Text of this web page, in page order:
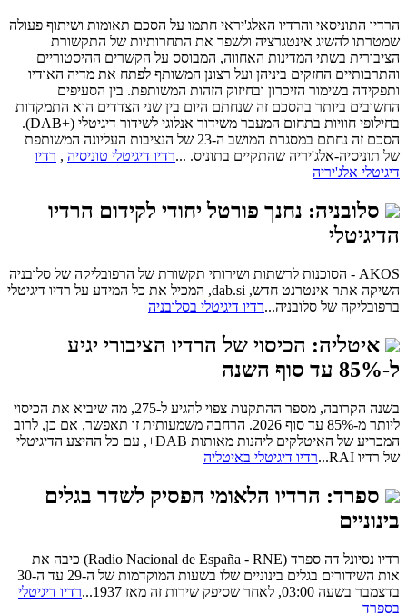
הרדיו התוניסאי והרדיו האלג'יראי חתמו על הסכם תאומות ושיתוף פעולה
שמטרתו להשיג אינטגרציה ולשפר את התחרותיות של התקשורת
הציבורית בשתי המדינות האחווה, המבוסס על הקשרים ההיסטוריים
והתרבותיים החזקים ביניהן ועל רצונן המשותף לפתח את מדיה האודיו
ותפקידה בשימור הזיכרון ובחיזוק הזהות המשותפת. בין הסעיפים
החשובים ביותר בהסכם זה שנחתם היום בין שני הצדדים הוא התמקדות
בחילופי חוויות בתחום המעבר משידור אנלוגי לשידור דיגיטלי (+DAB).
הסכם זה נחתם במסגרת המושב ה-23 של הנציבות העליונה המשותפת
של תוניסיה-אלג'יריה שהתקיים בתוניס. ...רדיו דיגיטלי טוניסיה , רדיו
דיגיטלי אלג'יריה
סלובניה: נחנך פורטל יחודי לקידום הרדיו
הדיגיטלי
AKOS - הסוכנות לרשתות ושירותי תקשורת של הרפובליקה של סלובניה
השיקה אתר אינטרנט חדש, dab.si, המכיל את כל המידע על רדיו דיגיטלי
ברפובליקה של סלובניה...רדיו דיגיטלי בסלובניה
איטליה: הכיסוי של הרדיו הציבורי יגיע
ל-85% עד סוף השנה
בשנה הקרובה, מספר ההתקנות צפוי להגיע ל-275, מה שיביא את הכיסוי
ליותר מ-85% עד סוף 2026. הרחבה משמעותית זו תאפשר, אם כן, לרוב
המכריע של האיטלקים ליהנות מאותות DAB+, עם כל ההיצע הדיגיטלי
של רדיו RAI...
רדיו דיגיטלי באיטליה
ספרד: הרדיו הלאומי הפסיק לשדר בגלים
בינוניים
רדיו נסיונל דה ספרד (Radio Nacional de España - RNE) כיבה את
אות השידורים בגלים בינוניים שלו בשעות המוקדמות של ה-29 עד ה-30
בדצמבר בשעה 03:00, לאחר שסיפק שירות זה מאז 1937...
רדיו דיגיטלי
בספרד